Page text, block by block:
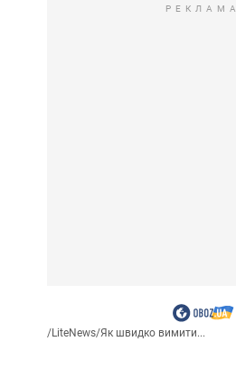
РЕКЛАМА
/LiteNews/Як швидко вимити...